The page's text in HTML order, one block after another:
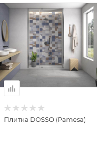
Плитка DOSSO (Pamesa)